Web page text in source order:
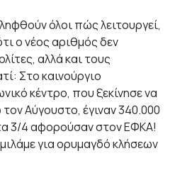
όλοι πώς λειτουργεί,
ο νέος αριθμός δεν
αλλά και τους
Στο καινούργιο
κέντρο, που ξεκίνησε να
Αύγουστο, έγιναν 340.000
3/4 αφορούσαν στον ΕΦΚΑ!
για ορυμαγδό κλήσεων